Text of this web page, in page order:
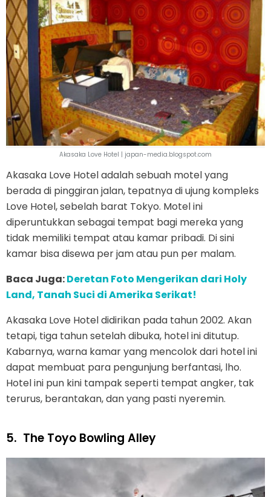
Akasaka Love Hotel | japan-media.blogspot.com
Akasaka Love Hotel adalah sebuah motel yang
berada di pinggiran jalan, tepatnya di ujung kompleks
Love Hotel, sebelah barat Tokyo. Motel ini
diperuntukkan sebagai tempat bagi mereka yang
tidak memiliki tempat atau kamar pribadi. Di sini
kamar bisa disewa per jam atau pun per malam.
Baca Juga:Deretan Foto Mengerikan dari Holy
Land, Tanah Suci di Amerika Serikat!
Akasaka Love Hotel didirikan pada tahun 2002. Akan
tetapi, tiga tahun setelah dibuka, hotel ini ditutup.
Kabarnya, warna kamar yang mencolok dari hotel ini
dapat membuat para pengunjung berfantasi, lho.
Hotel ini pun kini tampak seperti tempat angker, tak
terurus, berantakan, dan yang pasti nyeremin.
5. The Toyo Bowling Alley